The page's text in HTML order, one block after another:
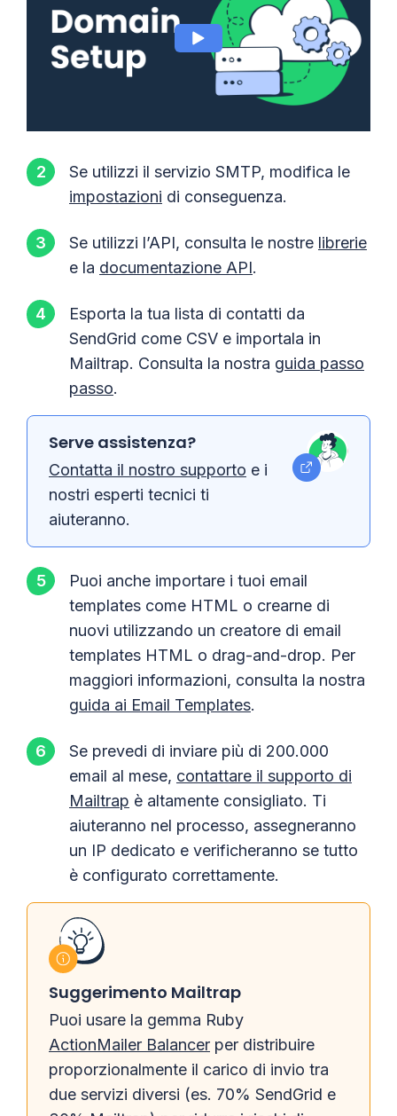
Se utilizzi il servizio SMTP, modifica le
impostazioni di conseguenza.
Se utilizzi l’API, consulta le nostre librerie
e la documentazione API.
Esporta la tua lista di contatti da
SendGrid come CSV e importala in
Mailtrap. Consulta la nostra guida passo
passo.
Serve assistenza?
Contatta il nostro supporto e i
nostri esperti tecnici ti
aiuteranno.
Puoi anche importare i tuoi email
templates come HTML o crearne di
nuovi utilizzando un creatore di email
templates HTML o drag-and-drop. Per
maggiori informazioni, consulta la nostra
guida ai Email Templates.
Se prevedi di inviare più di 200.000
email al mese, contattare il supporto di
Mailtrap è altamente consigliato. Ti
aiuteranno nel processo, assegneranno
un IP dedicato e verificheranno se tutto
è configurato correttamente.
Suggerimento Mailtrap
Puoi usare la gemma Ruby
ActionMailer Balancer per distribuire
proporzionalmente il carico di invio tra
due servizi diversi (es. 70% SendGrid e